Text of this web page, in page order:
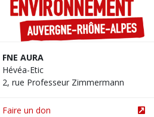
FNE AURA
Hévéa-Etic
2, rue Professeur Zimmermann
Faire un don